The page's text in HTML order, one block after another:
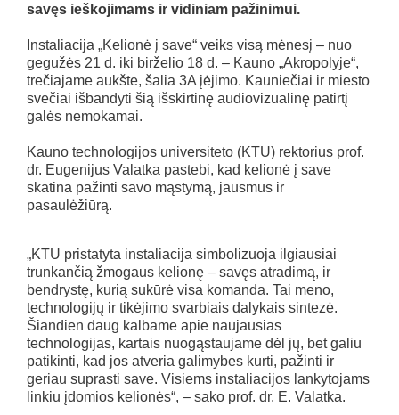
savęs ieškojimams ir vidiniam pažinimui.
Instaliacija „Kelionė į save“ veiks visą mėnesį – nuo
gegužės 21 d. iki birželio 18 d. – Kauno „Akropolyje“,
trečiajame aukšte, šalia 3A įėjimo. Kauniečiai ir miesto
svečiai išbandyti šią išskirtinę audiovizualinę patirtį
galės nemokamai.
Kauno technologijos universiteto (KTU) rektorius prof.
dr. Eugenijus Valatka pastebi, kad kelionė į save
skatina pažinti savo mąstymą, jausmus ir
pasaulėžiūrą.
„KTU pristatyta instaliacija simbolizuoja ilgiausiai
trunkančią žmogaus kelionę – savęs atradimą, ir
bendrystę, kurią sukūrė visa komanda. Tai meno,
technologijų ir tikėjimo svarbiais dalykais sintezė.
Šiandien daug kalbame apie naujausias
technologijas, kartais nuogąstaujame dėl jų, bet galiu
patikinti, kad jos atveria galimybes kurti, pažinti ir
geriau suprasti save. Visiems instaliacijos lankytojams
linkiu įdomios kelionės“, – sako prof. dr. E. Valatka.